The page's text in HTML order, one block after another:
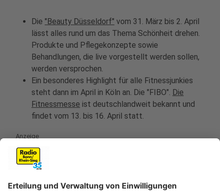
Die "Beauty Düsseldorf" vom 31. März bis 2. April
lässt alles rund um das Thema Schönheit drehen.
Produkte und Pflegekonzepte sowie
Behandlungen, die live vorgestellt werden sollen,
werden versprochen.
Ein besonderes Highlight für alle Fitnessjunkies
steht dann im April in Köln an. Die "FIBO". Die
Fitnessmesse ist deutschlandweit bekannt und
findet vom 13. bis 16. April statt.
Anzeige
Anzeige